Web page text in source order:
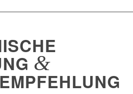
&